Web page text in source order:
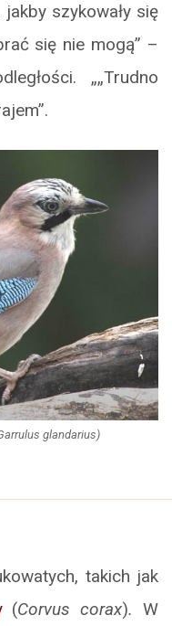
szykowały się
się nie mogą” –
„„Trudno
glandarius)
takich jak
(Corvus corax). W